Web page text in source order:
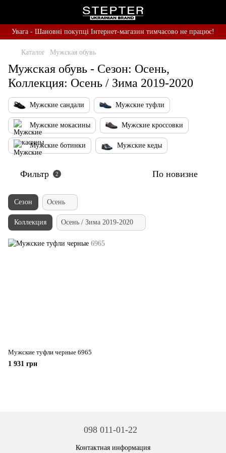
Увага - Шановні покупці Інтернет-магазин тимчасово не працює!
Каталог Мужская обувь
Мужская обувь - Сезон: Осень,
Коллекция: Осень / Зима 2019-2020
Мужские сандали Мужские туфли
Мужские мокасины Мужские кроссовки
Мужские ботинки Мужские кеды
Фильтр 2 По новизне
Сезон Осень
Коллекция Осень / Зима 2019-2020
Мужские туфли черные 6965
1 931 грн
098 011-01-22
Контактная информация